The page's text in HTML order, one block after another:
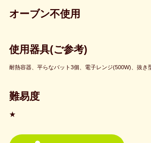
オーブン不使用
使用器具(ご参考)
耐熱容器、平らなバット3個、電子レンジ(500W)、抜き
難易度
★